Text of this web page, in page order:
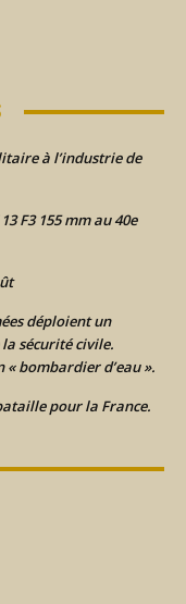
à l’industrie de
F3 155 mm au 40e
déploient un
sécurité civile.
« bombardier d’eau ».
pour la France.